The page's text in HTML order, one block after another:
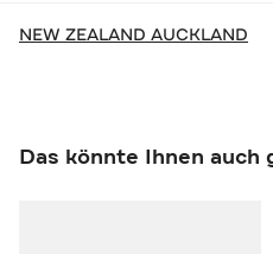
NEW ZEALAND AUCKLAND
Das könnte Ihnen auch